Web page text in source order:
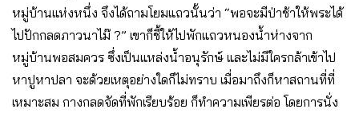
หมู่บ้านแห่งหนึ่ง จึงได้ถามโยมแถวนั้นว่า “พอจะมีป่าช้าให้พระได้
ไปปักกลดภาวนาไม๊ ?” เขาก็ชี้ให้ไปพักแถวหนองน้ำห่างจาก
หมู่บ้านพอสมควร ซึ่งเป็นแหล่งน้ำอนุรักษ์ และไม่มีใครกล้าเข้าไป
หาปูหาปลา จะด้วยเหตุอย่างใดก็ไม่ทราบ เมื่อมาถึงก็หาสถานที่ที่
เหมาะสม กางกลดจัดที่พักเรียบร้อย ก็ทำความเพียรต่อ โดยการนั่ง